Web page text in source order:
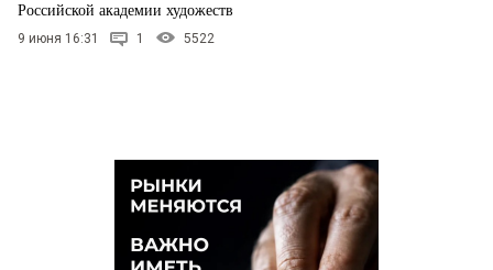
Российской академии художеств
9 июня 16:31 1 5522